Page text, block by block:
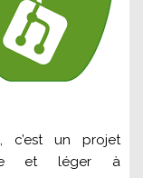
c’est un projet
et léger à